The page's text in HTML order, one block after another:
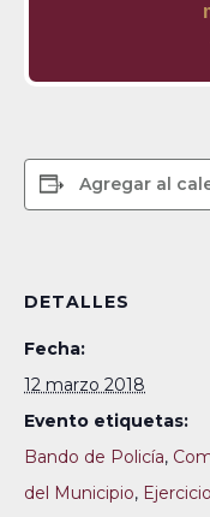
Agregar al
DETALLES
Fecha:
12 marzo 2018
Evento etiquetas:
Bando de Policía,
del Municipio, Ejercicio